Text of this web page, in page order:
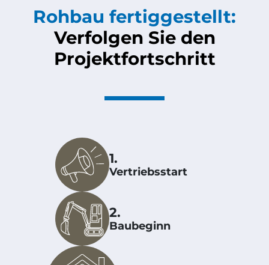
Rohbau fertiggestellt:
Verfolgen Sie den
Projektfortschritt
1.
Vertriebsstart
2.
Baubeginn